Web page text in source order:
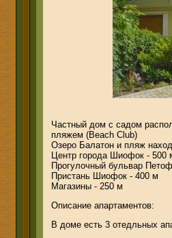
Частный дом с садом
пляжем (Beach Club)
Озеро Балатон и пляж
Центр города Шиофок - 500
Прогулочный бульвар
Пристань Шиофок - 400 м
Магазины - 250 м
Описание апартаментов:
В доме есть 3 отедльных